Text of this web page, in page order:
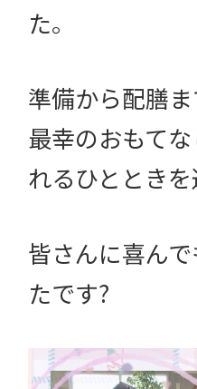
た。
準備から配膳ま
最幸のおもて
れるひとときを
皆さんに喜ん
たです?